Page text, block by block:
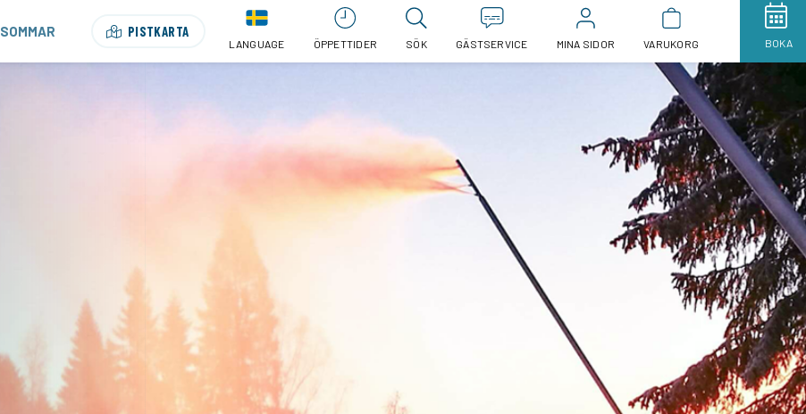
SOMMAR PISTKARTA
LANGUAGE ÖPPETTIDER SÖK GÄSTSERVICE MINA SIDOR VARUKORG BOKA